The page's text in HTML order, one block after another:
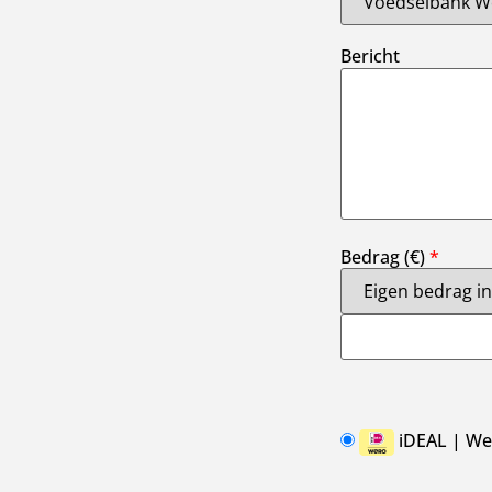
Bericht
Bedrag (€)*
iDEAL |